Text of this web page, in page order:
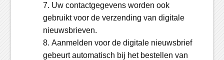
Uw contactgegevens worden ook
gebruikt voor de verzending van digitale
nieuwsbrieven.
Aanmelden voor de digitale nieuwsbrief
gebeurt automatisch bij het bestellen van